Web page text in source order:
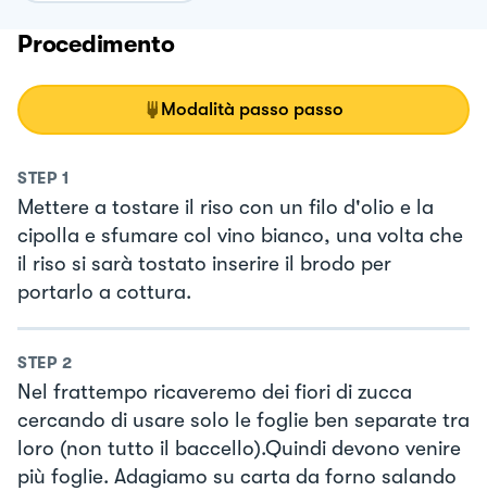
Procedimento
Modalità passo passo
STEP 1
Mettere a tostare il riso con un filo d'olio e la
cipolla e sfumare col vino bianco, una volta che
il riso si sarà tostato inserire il brodo per
portarlo a cottura.
STEP 2
Nel frattempo ricaveremo dei fiori di zucca
cercando di usare solo le foglie ben separate tra
loro (non tutto il baccello).Quindi devono venire
più foglie. Adagiamo su carta da forno salando